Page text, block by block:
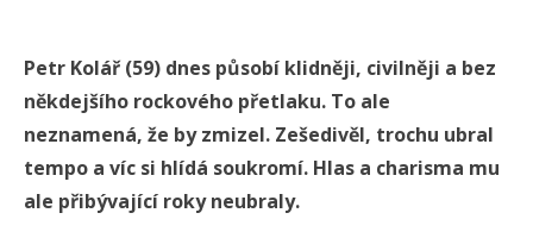
Petr Kolář (59) dnes působí klidněji, civilněji a bez
někdejšího rockového přetlaku. To ale
neznamená, že by zmizel. Zešedivěl, trochu ubral
tempo a víc si hlídá soukromí. Hlas a charisma mu
ale přibývající roky neubraly.